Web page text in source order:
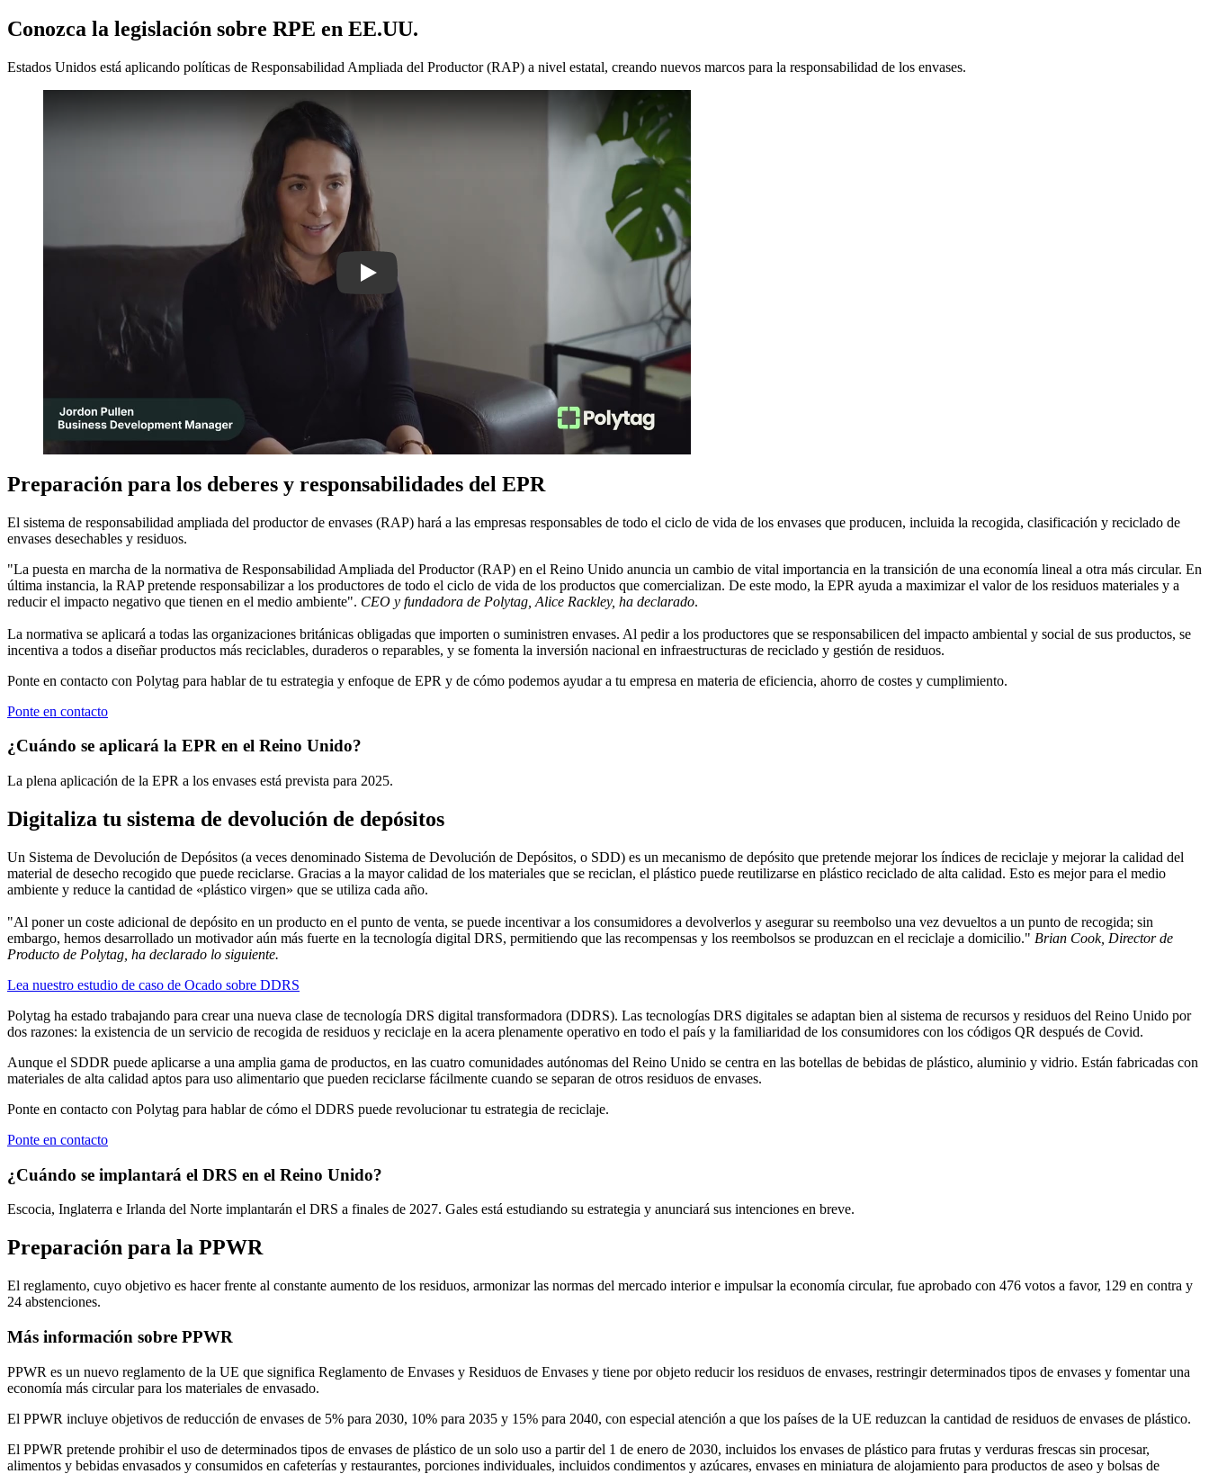
Conozca la legislación sobre RPE en EE.UU.
Estados Unidos está aplicando políticas de Responsabilidad Ampliada del Productor (RAP) a nivel estatal, creando nuevos marcos para la responsabilidad de los envases.
Play
Preparación para los deberes y responsabilidades del EPR
El sistema de responsabilidad ampliada del productor de envases (RAP) hará a las empresas responsables de todo el ciclo de vida de los envases que producen, incluida la recogida, clasificación y reciclado de
envases desechables y residuos.
"La puesta en marcha de la normativa de Responsabilidad Ampliada del Productor (RAP) en el Reino Unido anuncia un cambio de vital importancia en la transición de una economía lineal a otra más circular. En
última instancia, la RAP pretende responsabilizar a los productores de todo el ciclo de vida de los productos que comercializan. De este modo, la EPR ayuda a maximizar el valor de los residuos materiales y a
reducir el impacto negativo que tienen en el medio ambiente". CEO y fundadora de Polytag, Alice Rackley, ha declarado.
La normativa se aplicará a todas las organizaciones británicas obligadas que importen o suministren envases. Al pedir a los productores que se responsabilicen del impacto ambiental y social de sus productos, se
incentiva a todos a diseñar productos más reciclables, duraderos o reparables, y se fomenta la inversión nacional en infraestructuras de reciclado y gestión de residuos.
Ponte en contacto con Polytag para hablar de tu estrategia y enfoque de EPR y de cómo podemos ayudar a tu empresa en materia de eficiencia, ahorro de costes y cumplimiento.
Ponte en contacto
¿Cuándo se aplicará la EPR en el Reino Unido?
La plena aplicación de la EPR a los envases está prevista para 2025.
Digitaliza tu sistema de devolución de depósitos
Un Sistema de Devolución de Depósitos (a veces denominado Sistema de Devolución de Depósitos, o SDD) es un mecanismo de depósito que pretende mejorar los índices de reciclaje y mejorar la calidad del
material de desecho recogido que puede reciclarse. Gracias a la mayor calidad de los materiales que se reciclan, el plástico puede reutilizarse en plástico reciclado de alta calidad. Esto es mejor para el medio
ambiente y reduce la cantidad de «plástico virgen» que se utiliza cada año.
"Al poner un coste adicional de depósito en un producto en el punto de venta, se puede incentivar a los consumidores a devolverlos y asegurar su reembolso una vez devueltos a un punto de recogida; sin
embargo, hemos desarrollado un motivador aún más fuerte en la tecnología digital DRS, permitiendo que las recompensas y los reembolsos se produzcan en el reciclaje a domicilio." Brian Cook, Director de
Producto de Polytag, ha declarado lo siguiente.
Lea nuestro estudio de caso de Ocado sobre DDRS
Polytag ha estado trabajando para crear una nueva clase de tecnología DRS digital transformadora (DDRS). Las tecnologías DRS digitales se adaptan bien al sistema de recursos y residuos del Reino Unido por
dos razones: la existencia de un servicio de recogida de residuos y reciclaje en la acera plenamente operativo en todo el país y la familiaridad de los consumidores con los códigos QR después de Covid.
Aunque el SDDR puede aplicarse a una amplia gama de productos, en las cuatro comunidades autónomas del Reino Unido se centra en las botellas de bebidas de plástico, aluminio y vidrio. Están fabricadas con
materiales de alta calidad aptos para uso alimentario que pueden reciclarse fácilmente cuando se separan de otros residuos de envases.
Ponte en contacto con Polytag para hablar de cómo el DDRS puede revolucionar tu estrategia de reciclaje.
Ponte en contacto
¿Cuándo se implantará el DRS en el Reino Unido?
Escocia, Inglaterra e Irlanda del Norte implantarán el DRS a finales de 2027. Gales está estudiando su estrategia y anunciará sus intenciones en breve.
Preparación para la PPWR
El reglamento, cuyo objetivo es hacer frente al constante aumento de los residuos, armonizar las normas del mercado interior e impulsar la economía circular, fue aprobado con 476 votos a favor, 129 en contra y
24 abstenciones.
Más información sobre PPWR
PPWR es un nuevo reglamento de la UE que significa Reglamento de Envases y Residuos de Envases y tiene por objeto reducir los residuos de envases, restringir determinados tipos de envases y fomentar una
economía más circular para los materiales de envasado.
El PPWR incluye objetivos de reducción de envases de 5% para 2030, 10% para 2035 y 15% para 2040, con especial atención a que los países de la UE reduzcan la cantidad de residuos de envases de plástico.
El PPWR pretende prohibir el uso de determinados tipos de envases de plástico de un solo uso a partir del 1 de enero de 2030, incluidos los envases de plástico para frutas y verduras frescas sin procesar,
alimentos y bebidas envasados y consumidos en cafeterías y restaurantes, porciones individuales, incluidos condimentos y azúcares, envases en miniatura de alojamiento para productos de aseo y bolsas de